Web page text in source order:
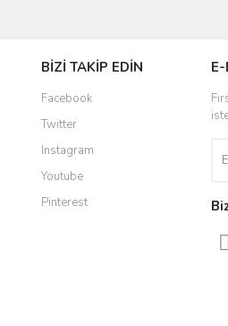
BİZİ TAKİP EDİN
Facebook
Twitter
Instagram
Youtube
Pinterest